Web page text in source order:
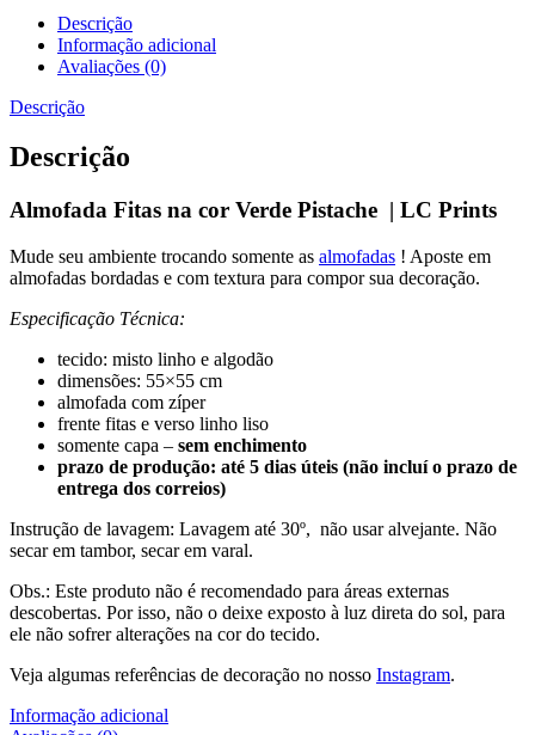
Descrição
Informação adicional
Avaliações (0)
Descrição
Descrição
Almofada Fitas na cor Verde Pistache | LC Prints
Mude seu ambiente trocando somente as almofadas ! Aposte em
almofadas bordadas e com textura para compor sua decoração.
Especificação Técnica:
tecido: misto linho e algodão
dimensões: 55×55 cm
almofada com zíper
frente fitas e verso linho liso
somente capa – sem enchimento
prazo de produção: até 5 dias úteis (não incluí o prazo de
entrega dos correios)
Instrução de lavagem: Lavagem até 30º, não usar alvejante. Não
secar em tambor, secar em varal.
Obs.: Este produto não é recomendado para áreas externas
descobertas. Por isso, não o deixe exposto à luz direta do sol, para
ele não sofrer alterações na cor do tecido.
Veja algumas referências de decoração no nosso Instagram.
Informação adicional